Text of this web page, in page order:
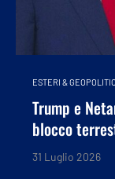
ESTERI &
Trump e
blocco
31 Luglio 2026